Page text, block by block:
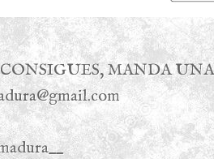
CONSIGUES, MANDA